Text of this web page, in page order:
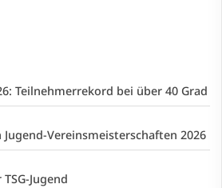
Teilnehmerrekord bei über 40 Grad
Vereinsmeisterschaften 2026
Jugend